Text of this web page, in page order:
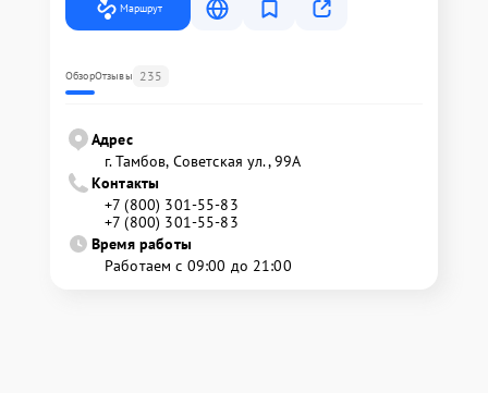
Маршрут
ОбзорОтзывы 235
Адрес
г. Тамбов, Советская ул., 99А
Контакты
+7 (800) 301-55-83
+7 (800) 301-55-83
Время работы
Работаем с 09:00 до 21:00